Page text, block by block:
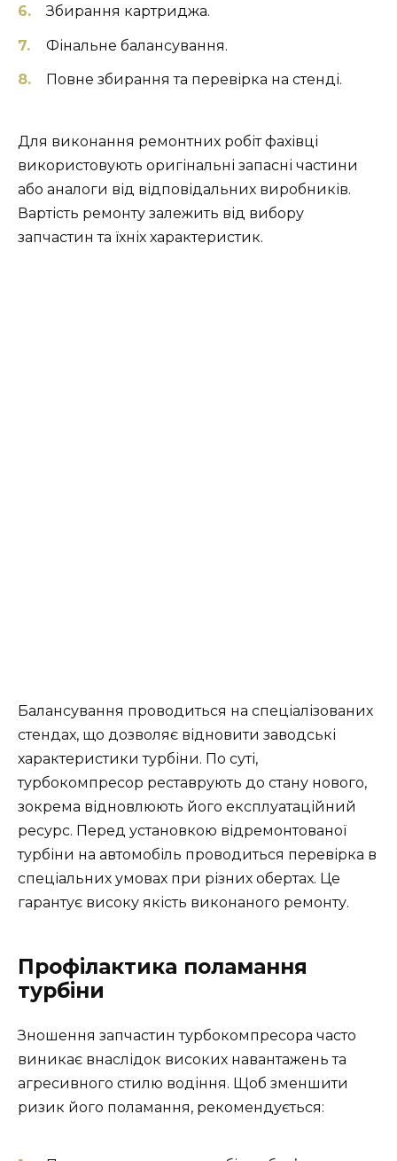
Збирання картриджа.
Фінальне балансування.
Повне збирання та перевірка на стенді.
Для виконання ремонтних робіт фахівці
використовують оригінальні запасні частини
або аналоги від відповідальних виробників.
Вартість ремонту залежить від вибору
запчастин та їхніх характеристик.
Балансування проводиться на спеціалізованих
стендах, що дозволяє відновити заводські
характеристики турбіни. По суті,
турбокомпресор реставрують до стану нового,
зокрема відновлюють його експлуатаційний
ресурс. Перед установкою відремонтованої
турбіни на автомобіль проводиться перевірка в
спеціальних умовах при різних обертах. Це
гарантує високу якість виконаного ремонту.
Профілактика поламання
турбіни
Зношення запчастин турбокомпресора часто
виникає внаслідок високих навантажень та
агресивного стилю водіння. Щоб зменшити
ризик його поламання, рекомендується: